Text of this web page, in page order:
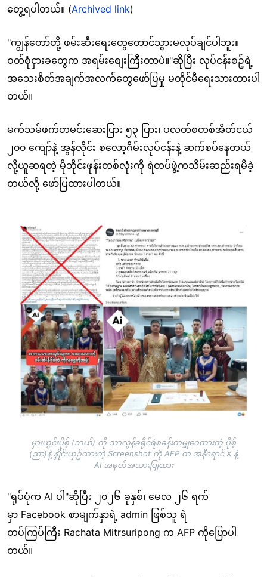
တွေ့ရပါတယ်။ (Archived link)
"ကျွန်တော်တို့ ဖမ်းဆီးရေးတွေတောင်သွားမလုပ်ချင်ပါဘူး။
ဝတ်စုံငှားခတွေက အရမ်းစျေးကြီးတာပဲ။"ဆိုပြီး လုပ်ငန်းစဥ်ရဲ့
အသေးစိတ်အချက်အလက်တွေဖော်ပြမှု မတိုင်မီရေးသားထားပါ
တယ်။
မက်သမ်ဖက်တမင်းဆေးပြား ၅၃ ပြား၊ ပလတ်စတစ်အိတ်ငယ်
၂၀၀ ကျော်နဲ့ အွန်လိုင်း စလော့ဂိမ်းလုပ်ငန်းနဲ့ ဆက်စပ်နေတယ်
လို့ယူဆရတဲ့ မိုဘိုင်းဖုန်းတစ်လုံးကို ရဲတပ်ဖွဲ့ကသိမ်းဆည်းရမိခဲ့
တယ်လို့ ဖော်ပြထားပါတယ်။
Image
မှားယွင်းပိုစ့် (ဘယ်) ကို သာလွန်ခရိုင်ရဲစခန်းကမျှဝေထားတဲ့ ပိုစ့်
(ညာ)နဲ့ နှိုင်းယှဥ်ထားတဲ့ Screenshot ကို AFP က အနီရောင် X နဲ့
AI အမှတ်အသားပြုထား
"ရုပ်ပုံက AI ပါ"ဆိုပြီး ၂၀၂၆ ခုနှစ်၊ မေလ ၂၆ ရက်
မှာ Facebook စာမျက်နှာရဲ့ admin ဖြစ်သူ ရဲ
တပ်ကြပ်ကြီး Rachata Mitrsuripong က AFP ကိုပြောပါ
တယ်။